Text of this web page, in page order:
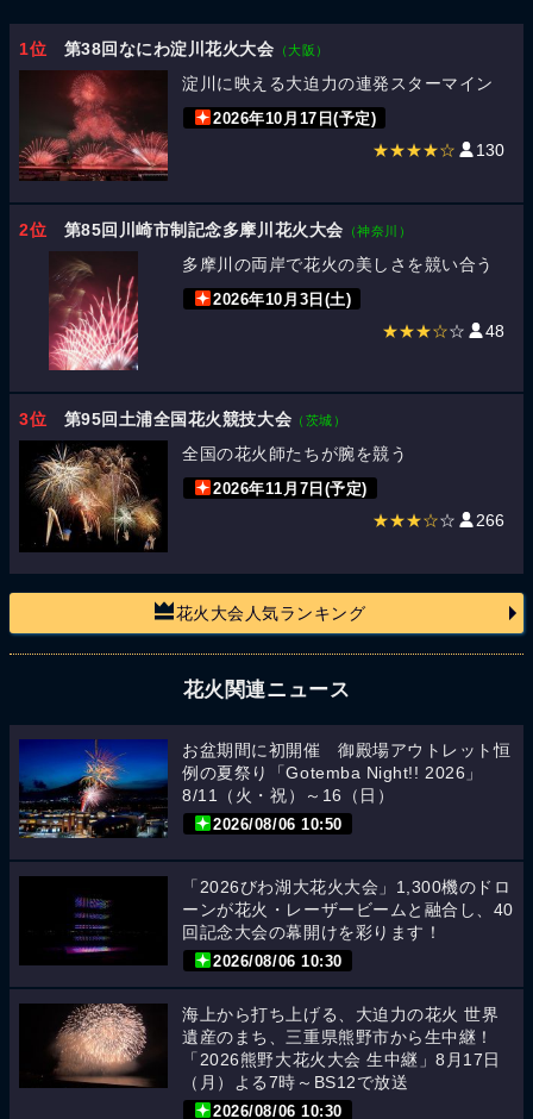
1位 第38回なにわ淀川花火大会 （大阪）
淀川に映える大迫力の連発スターマイン
2026年10月17日(予定)
★★★★☆ 130
2位 第85回川崎市制記念多摩川花火大会 （神奈川）
多摩川の両岸で花火の美しさを競い合う
2026年10月3日(土)
★★★☆☆ 48
3位 第95回土浦全国花火競技大会 （茨城）
全国の花火師たちが腕を競う
2026年11月7日(予定)
★★★☆☆ 266
花火大会人気ランキング
花火関連ニュース
お盆期間に初開催 御殿場アウトレット恒
例の夏祭り「Gotemba Night!! 2026」
8/11（火・祝）～16（日）
2026/08/06 10:50
「2026びわ湖大花火大会」1,300機のドロ
ーンが花火・レーザービームと融合し、40
回記念大会の幕開けを彩ります！
2026/08/06 10:30
海上から打ち上げる、大迫力の花火 世界
遺産のまち、三重県熊野市から生中継！
「2026熊野大花火大会 生中継」8月17日
（月）よる7時～BS12で放送
2026/08/06 10:30